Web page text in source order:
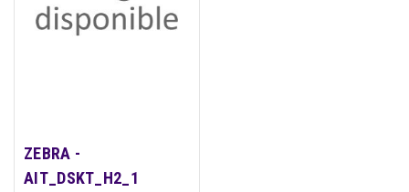
ZEBRA -
AIT_DSKT_H2_1